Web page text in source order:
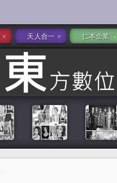
天人合一 仁本企業